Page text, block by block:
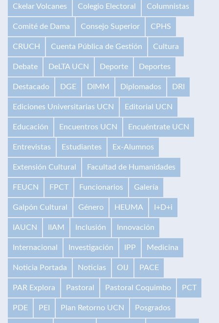
Ckelar Volcanes Colegio Electoral Columnistas
Comité de Dama Consejo Superior CPHS
CRUCH Cuenta Pública de Gestión Cultura
Debate DeLTA UCN Deporte Deportes
Destacado DGE DIMM Diplomados DRI
Ediciones Universitarias UCN Editorial UCN
Educación Encuentros UCN Encuéntrate UCN
Entrevistas Estudiantes Ex-Alumnos
Extensión Cultural Facultad de Humanidades
FEUCN FPCT Funcionarios Galería
Galpón Cultural Género HEUMA I+D+i
IAUCN IIAM Inclusión Innovación
Internacional Investigación IPP Medicina
Noticia Portada Noticias OIJ PACE
PAR Explora Pastoral Pastoral Coquimbo PCT
PDE PEI Plan Retorno UCN Posgrados